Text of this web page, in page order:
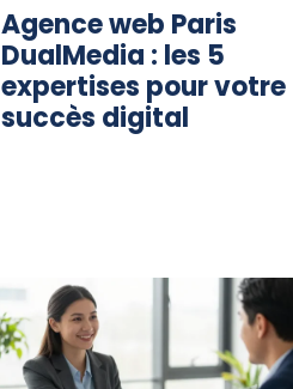
Agence web Paris
DualMedia : les 5
expertises pour votre
succès digital